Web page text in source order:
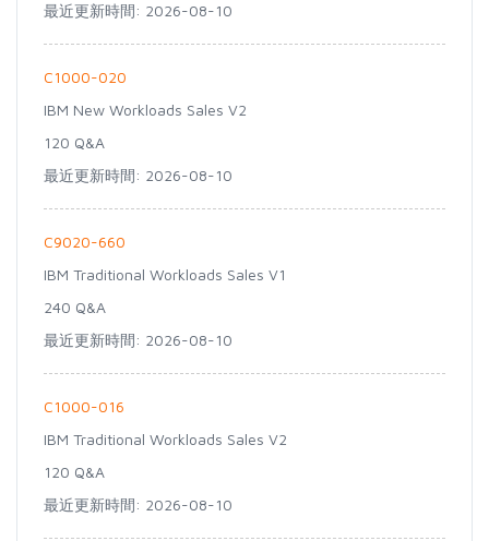
最近更新時間: 2026-08-10
C1000-020
IBM New Workloads Sales V2
120 Q&A
最近更新時間: 2026-08-10
C9020-660
IBM Traditional Workloads Sales V1
240 Q&A
最近更新時間: 2026-08-10
C1000-016
IBM Traditional Workloads Sales V2
120 Q&A
最近更新時間: 2026-08-10